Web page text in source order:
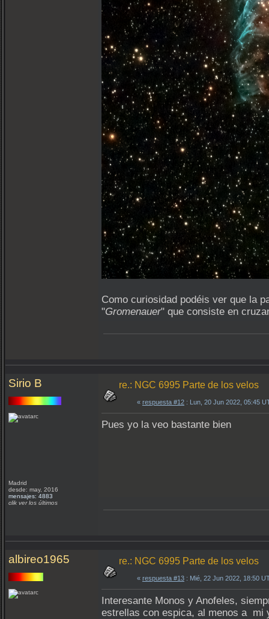
Como curiosidad podéis ver que la
"Gromenauer" que consiste en
Sirio B
Madrid
desde: may, 2016
mensajes: 4883
clik ver los últimos
re.: NGC 6995 Parte de los velos
« respuesta #12 : Lun, 20 Jun 2022, 05:45
Pues yo la veo bastante bien
albireo1965 re.: NGC 6995 Parte de los velos
« respuesta #13 : Mié, 22 Jun 2022, 18:50
Interesante Monos y Anofeles,
estrellas con espica, al menos a mi